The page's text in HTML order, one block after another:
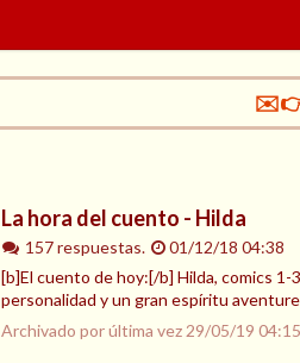
✉️👉
La hora del cuento - Hilda
157 respuestas.
01/12/18 04:38
[b]El cuento de hoy:[/b] Hilda, comics
personalidad y un gran espíritu
Archivado por última vez 29/05/19 04:15